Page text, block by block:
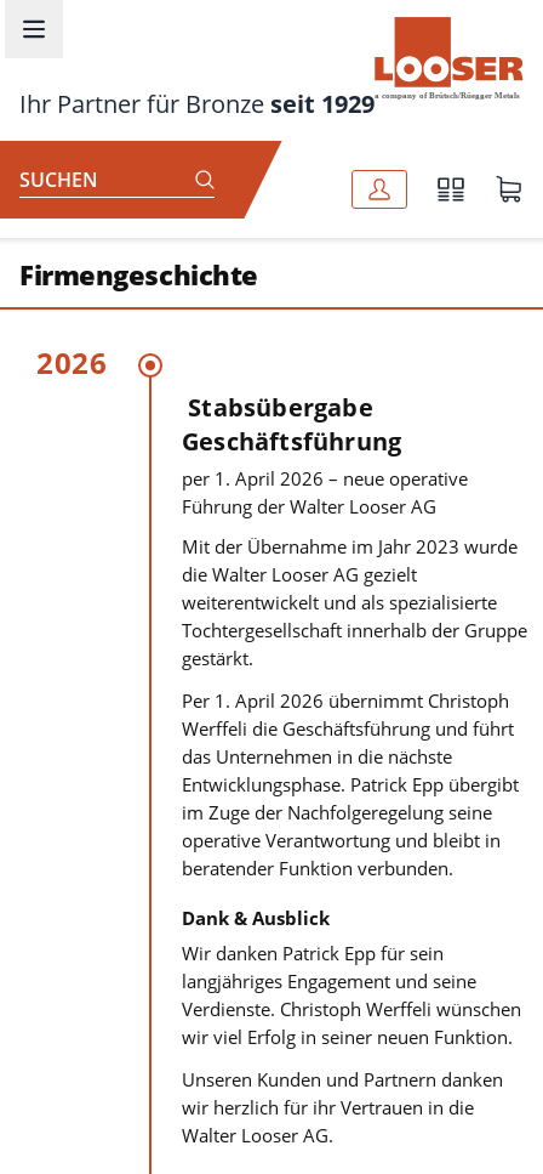
Ihr Partner für Bronze seit 1929
SUCHEN
Firmengeschichte
2026
Stabsübergabe
Geschäftsführung
per 1. April 2026 – neue operative
Führung der Walter Looser AG
Mit der Übernahme im Jahr 2023 wurde
die Walter Looser AG gezielt
weiterentwickelt und als spezialisierte
Tochtergesellschaft innerhalb der Gruppe
gestärkt.
Per 1. April 2026 übernimmt Christoph
Werffeli die Geschäftsführung und führt
das Unternehmen in die nächste
Entwicklungsphase. Patrick Epp übergibt
im Zuge der Nachfolgeregelung seine
operative Verantwortung und bleibt in
beratender Funktion verbunden.
Dank & Ausblick
Wir danken Patrick Epp für sein
langjähriges Engagement und seine
Verdienste. Christoph Werffeli wünschen
wir viel Erfolg in seiner neuen Funktion.
Unseren Kunden und Partnern danken
wir herzlich für ihr Vertrauen in die
Walter Looser AG.